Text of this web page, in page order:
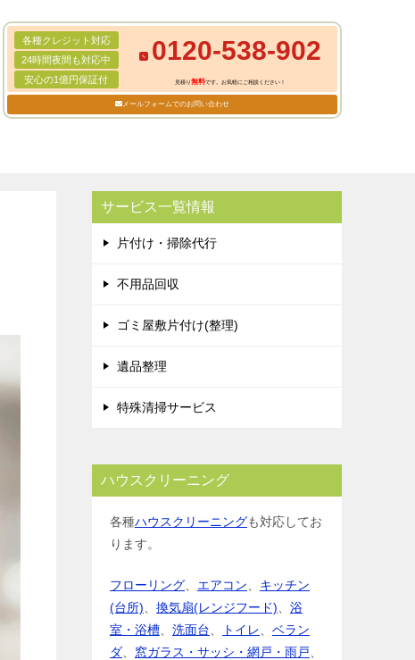
各種クレジット対応
24時間夜間も対応中
安心の1億円保証付
0120-538-902
見積り無料です。お気軽にご相談ください！
メールフォームでのお問い合わせ
サービス一覧情報
片付け・掃除代行
不用品回収
ゴミ屋敷片付け(整理)
遺品整理
特殊清掃サービス
ハウスクリーニング
各種ハウスクリーニングも対応してお
ります。
フローリング エアコン
キッチン
(台所)
換気扇(レンジフード)
浴
室・浴槽
洗面台 トイレ
ベラン
ダ
窓ガラス・サッシ・網戸・雨戸